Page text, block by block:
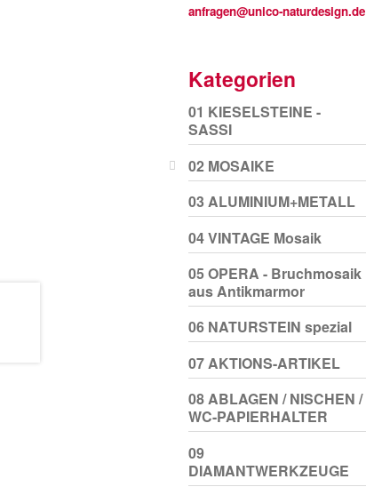
anfragen@unico-naturdesign.de
Kategorien
01 KIESELSTEINE -
SASSI
02 MOSAIKE
03 ALUMINIUM+METALL
04 VINTAGE Mosaik
05 OPERA - Bruchmosaik
aus Antikmarmor
06 NATURSTEIN spezial
07 AKTIONS-ARTIKEL
08 ABLAGEN / NISCHEN /
WC-PAPIERHALTER
09
DIAMANTWERKZEUGE